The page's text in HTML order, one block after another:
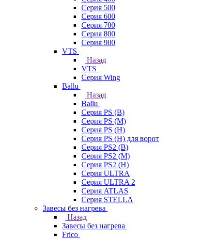
Серия 500
Серия 600
Серия 700
Серия 800
Серия 900
VTS
Назад
VTS
Серия Wing
Ballu
Назад
Ballu
Серия PS (B)
Серия PS (M)
Серия PS (H)
Серия PS (H) для ворот
Серия PS2 (B)
Серия PS2 (M)
Серия PS2 (H)
Серия ULTRA
Серия ULTRA 2
Серия ATLAS
Серия STELLA
Завесы без нагрева
Назад
Завесы без нагрева
Frico